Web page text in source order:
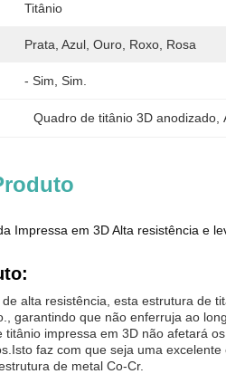
Titânio
Prata, Azul, Ouro, Roxo, Rosa
- Sim, Sim.
Quadro de titânio 3D anodizado,
Impressa em 3D Alta resistência e
alta resistência, esta estrutura de
garantindo que não enferruja ao
titânio impressa em 3D não afetará
faz com que seja uma
de metal Co-Cr.